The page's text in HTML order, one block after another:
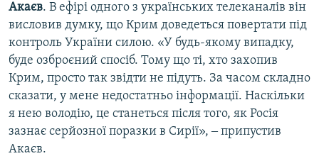
Акаєв. В ефірі одного з українських телеканалів він
висловив думку, що Крим доведеться повертати під
контроль України силою. «У будь-якому випадку,
буде озброєний спосіб. Тому що ті, хто захопив
Крим, просто так звідти не підуть. За часом складно
сказати, у мене недостатньо інформації. Наскільки
я нею володію, це станеться після того, як Росія
зазнає серйозної поразки в Сирії», ‒ припустив
Акаєв.